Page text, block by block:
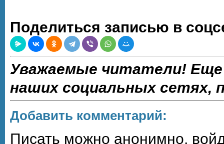
Поделиться записью в
Уважаемые читатели!
наших социальных сетях,
Добавить комментарий:
Писать можно анонимно,